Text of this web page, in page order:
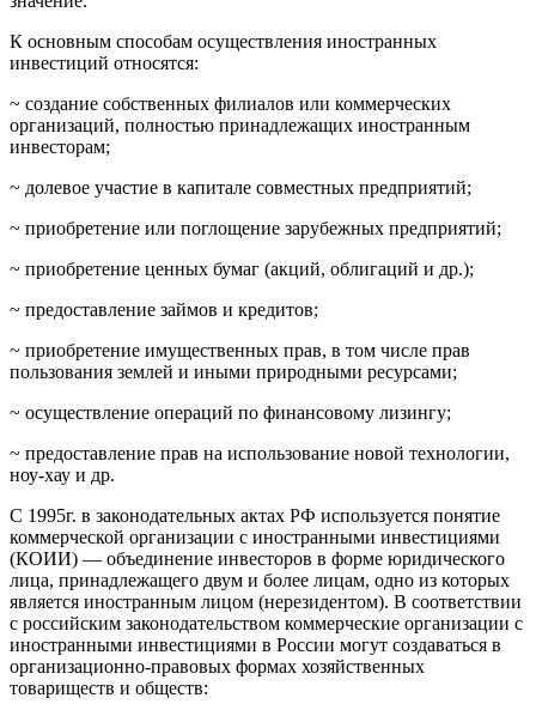
К основным способам осуществления иностранных
инвестиций относятся:
~ создание собственных филиалов или коммерческих
организаций, полностью принадлежащих иностранным
инвесторам;
~ долевое участие в капитале совместных предприятий;
~ приобретение или поглощение зарубежных предприятий;
~ приобретение ценных бумаг (акций, облигаций и др.);
~ предоставление займов и кредитов;
~ приобретение имущественных прав, в том числе прав
пользования землей и иными природными ресурсами;
~ осуществление операций по финансовому лизингу;
~ предоставление прав на использование новой технологии,
ноу-хау и др.
С 1995г. в законодательных актах РФ используется понятие
коммерческой организации с иностранными инвестициями
(КОИИ) — объединение инвесторов в форме юридического
лица, принадлежащего двум и более лицам, одно из которых
является иностранным лицом (нерезидентом). В соответствии
с российским законодательством коммерческие организации с
иностранными инвестициями в России могут создаваться в
организационно-правовых формах хозяйственных
товариществ и обществ: